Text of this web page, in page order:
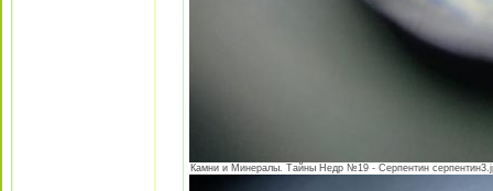
Камни и Минералы. Тайны Недр №19 - Серпентин